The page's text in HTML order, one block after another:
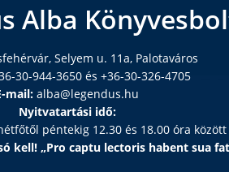
Alba
Selyem u. 11a, Palotaváros
30-944-3650 és +36-30-326-4705
mail: alba@legendus.hu
Nyitvatartási idő:
péntekig 12.30 és 18.00 óra között
kell! „Pro captu lectoris habent sua